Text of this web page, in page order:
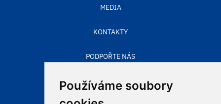
Používáme soubory
MEDIA
KONTAKTY
PODPOŘTE NÁS
STAV OVZDUŠÍ